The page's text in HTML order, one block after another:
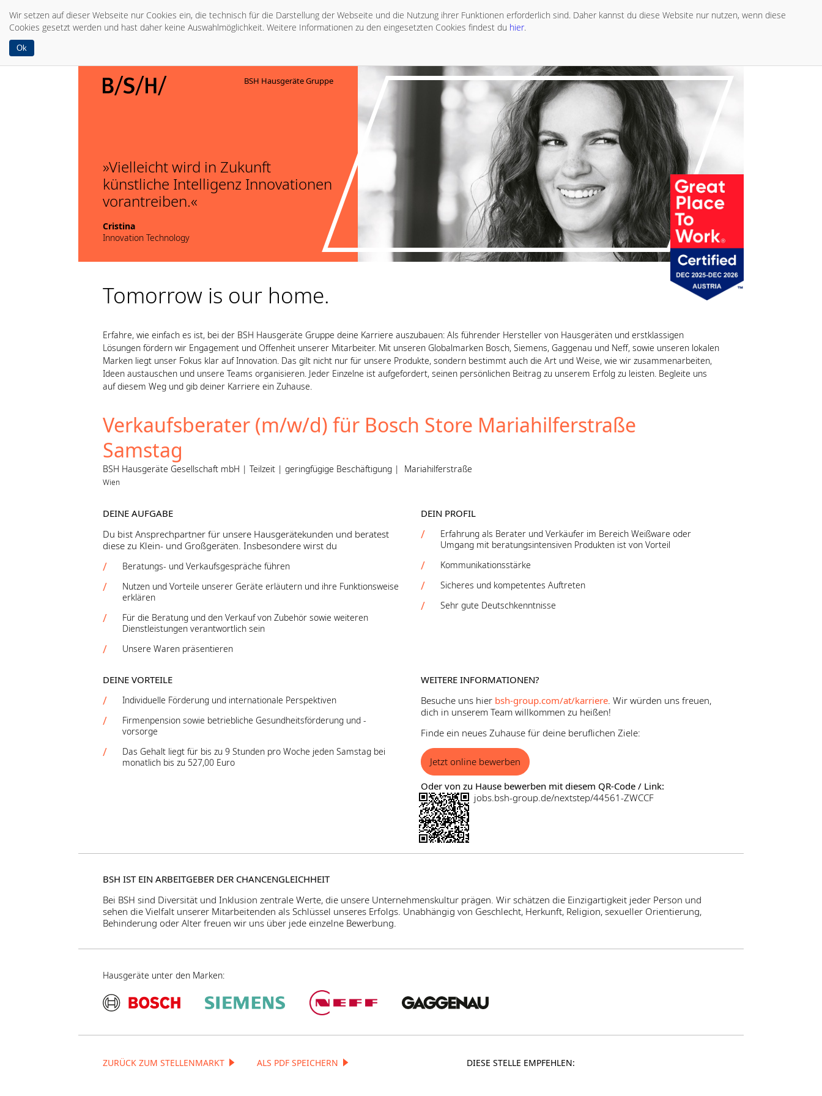
Wir setzen auf dieser Webseite nur Cookies ein, die technisch für die Darstellung der Webseite und die Nutzung ihrer Funktionen erforderlich sind. Daher kannst du diese Website nur nutzen, wenn diese
Cookies gesetzt werden und hast daher keine Auswahlmöglichkeit. Weitere Informationen zu den eingesetzten Cookies findest du hier.
Ok
BSH Hausgeräte Gruppe
Vielleicht wird in Zukunft
künstliche Intelligenz Innovationen
vorantreiben.
Cristina
Innovation Technology
Tomorrow is our home.
Erfahre, wie einfach es ist, bei der BSH Hausgeräte Gruppe deine Karriere auszubauen: Als führender Hersteller von Hausgeräten und erstklassigen
Lösungen fördern wir Engagement und Offenheit unserer Mitarbeiter. Mit unseren Globalmarken Bosch, Siemens, Gaggenau und Neff, sowie unseren lokalen
Marken liegt unser Fokus klar auf Innovation. Das gilt nicht nur für unsere Produkte, sondern bestimmt auch die Art und Weise, wie wir zusammenarbeiten,
Ideen austauschen und unsere Teams organisieren. Jeder Einzelne ist aufgefordert, seinen persönlichen Beitrag zu unserem Erfolg zu leisten. Begleite uns
auf diesem Weg und gib deiner Karriere ein Zuhause.
Verkaufsberater (m/w/d) für Bosch Store Mariahilferstraße
Samstag
BSH Hausgeräte Gesellschaft mbH | Teilzeit | geringfügige Beschäftigung | Mariahilferstraße
Wien
DEINE AUFGABE
Du bist Ansprechpartner für unsere Hausgerätekunden und beratest
diese zu Klein- und Großgeräten. Insbesondere wirst du
Beratungs- und Verkaufsgespräche führen
Nutzen und Vorteile unserer Geräte erläutern und ihre Funktionsweise
erklären
Für die Beratung und den Verkauf von Zubehör sowie weiteren
Dienstleistungen verantwortlich sein
Unsere Waren präsentieren
DEIN PROFIL
Erfahrung als Berater und Verkäufer im Bereich Weißware oder
Umgang mit beratungsintensiven Produkten ist von Vorteil
Kommunikationsstärke
Sicheres und kompetentes Auftreten
Sehr gute Deutschkenntnisse
DEINE VORTEILE
Individuelle Förderung und internationale Perspektiven
Firmenpension sowie betriebliche Gesundheitsförderung und -
vorsorge
Das Gehalt liegt für bis zu 9 Stunden pro Woche jeden Samstag bei
monatlich bis zu 527,00 Euro
WEITERE INFORMATIONEN?
Besuche uns hier bsh-group.com/at/karriere. Wir würden uns freuen,
dich in unserem Team willkommen zu heißen!
Finde ein neues Zuhause für deine beruflichen Ziele:
Jetzt online bewerben
Oder von zu Hause bewerben mit diesem QR-Code / Link:
jobs.bsh-group.de/nextstep/44561-ZWCCF
BSH IST EIN ARBEITGEBER DER CHANCENGLEICHHEIT
Bei BSH sind Diversität und Inklusion zentrale Werte, die unsere Unternehmenskultur prägen. Wir schätzen die Einzigartigkeit jeder Person und
sehen die Vielfalt unserer Mitarbeitenden als Schlüssel unseres Erfolgs. Unabhängig von Geschlecht, Herkunft, Religion, sexueller Orientierung,
Behinderung oder Alter freuen wir uns über jede einzelne Bewerbung.
Hausgeräte unter den Marken:
ZURÜCK ZUM STELLENMARKT ALS PDF SPEICHERN DIESE STELLE EMPFEHLEN: